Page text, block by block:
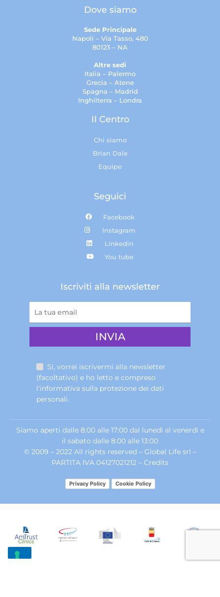
Dove siamo
Sede Principale
Napoli – Via Tasso, 480
80123 – NA
Altre sedi
Italia – Palermo
Grecia – Atene
Spagna – Madrid
Inghilterra – Londra
Il Centro
Chi siamo
Brian Dale
Equipe
Seguici
Facebook
Instagram
Linkedin
You tube
Iscriviti alla newsletter
Sì, vorrei iscrivermi alla newsletter
(facoltativo) e ho letto e compreso
l'informativa sulla protezione dei dati
personali.
Siamo aperti dalle 8:00 alle 17:00 dal lunedì al venerdì e
il sabato dalle 8:00 alle 13:00
© 2009 – 2022 All rights reserved – Global Life srl –
PARTITA IVA 04127021212 – Credits
Privacy Policy Cookie Policy